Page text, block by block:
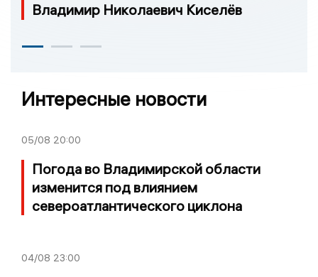
Владимир Николаевич Киселёв
Интересные новости
05/08 20:00
Погода во Владимирской области
изменится под влиянием
североатлантического циклона
04/08 23:00